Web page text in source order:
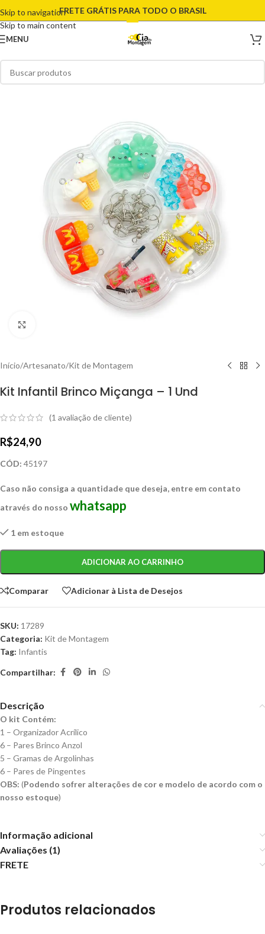
Skip to navigation
Skip to main content
FRETE GRÁTIS PARA TODO O BRASIL
MENU
Início/Artesanato/Kit de Montagem
Kit Infantil Brinco Miçanga – 1 Und
(1 avaliação de cliente)
R$24,90
CÓD: 45197
Caso não consiga a quantidade que deseja, entre em contato
através do nosso whatsapp
1 em estoque
ADICIONAR AO CARRINHO
Comparar Adicionar à Lista de Desejos
SKU: 17289
Categoria: Kit de Montagem
Tag: Infantis
Compartilhar:
Descrição
O kit Contém:
1 – Organizador Acrílico
6 – Pares Brinco Anzol
5 – Gramas de Argolinhas
6 – Pares de Pingentes
OBS: (Podendo sofrer alterações de cor e modelo de acordo com o
nosso estoque)
Informação adicional
Avaliações (1)
FRETE
Produtos relacionados